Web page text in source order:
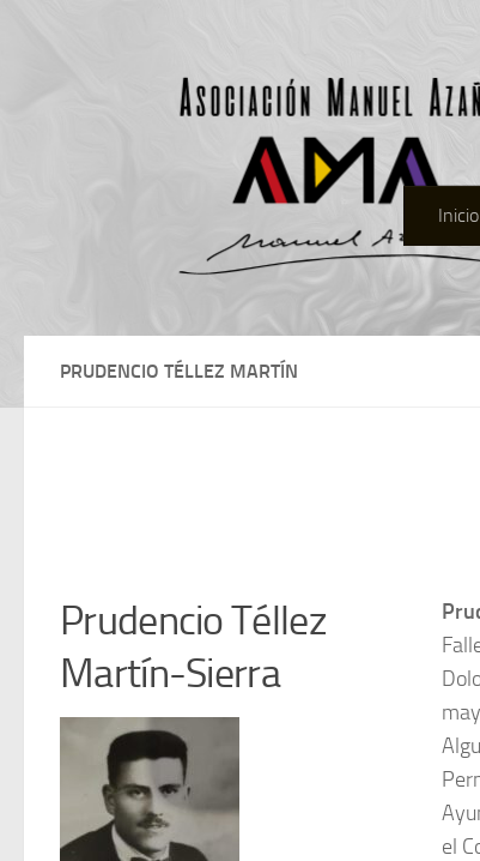
Inicio
PRUDENCIO TÉLLEZ MARTÍN
Prudencio Téllez
Martín-Sierra
el